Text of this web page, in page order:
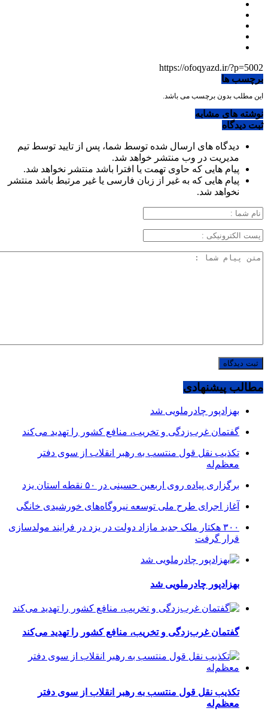
https://ofoqyazd.ir/?p=5002
برچسب ها
این مطلب بدون برچسب می باشد.
نوشته های مشابه
ثبت دیدگاه
دیدگاه های ارسال شده توسط شما، پس از تایید توسط تیم
مدیریت در وب منتشر خواهد شد.
پیام هایی که حاوی تهمت یا افترا باشد منتشر نخواهد شد.
پیام هایی که به غیر از زبان فارسی یا غیر مرتبط باشد منتشر
نخواهد شد.
مطالب پیشنهادی
بهزادپور چادرملویی شد
گفتمان غرب‌زدگی و تخریب، منافع کشور را تهدید می‌کند
تکذیب نقل قول منتسب به رهبر انقلاب از سوی دفتر
معظم‌له
برگزاری پیاده روی اربعین حسینی در ۵۰ نقطه استان یزد
آغاز اجرای طرح ملی توسعه نیروگاه‌های خورشیدی خانگی
۳۰۰ هکتار ملک جدید مازاد دولت در یزد در فرایند مولدسازی
قرار گرفت
بهزادپور چادرملویی شد
گفتمان غرب‌زدگی و تخریب، منافع کشور را تهدید می‌کند
تکذیب نقل قول منتسب به رهبر انقلاب از سوی دفتر
معظم‌له